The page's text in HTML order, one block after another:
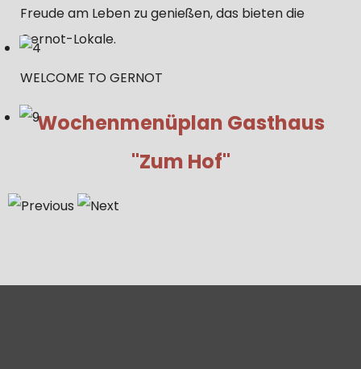
Freude am Leben zu genießen, das bieten die
Gernot-Lokale.
WELCOME TO GERNOT
Wochenmenüplan Gasthaus
"Zum Hof"